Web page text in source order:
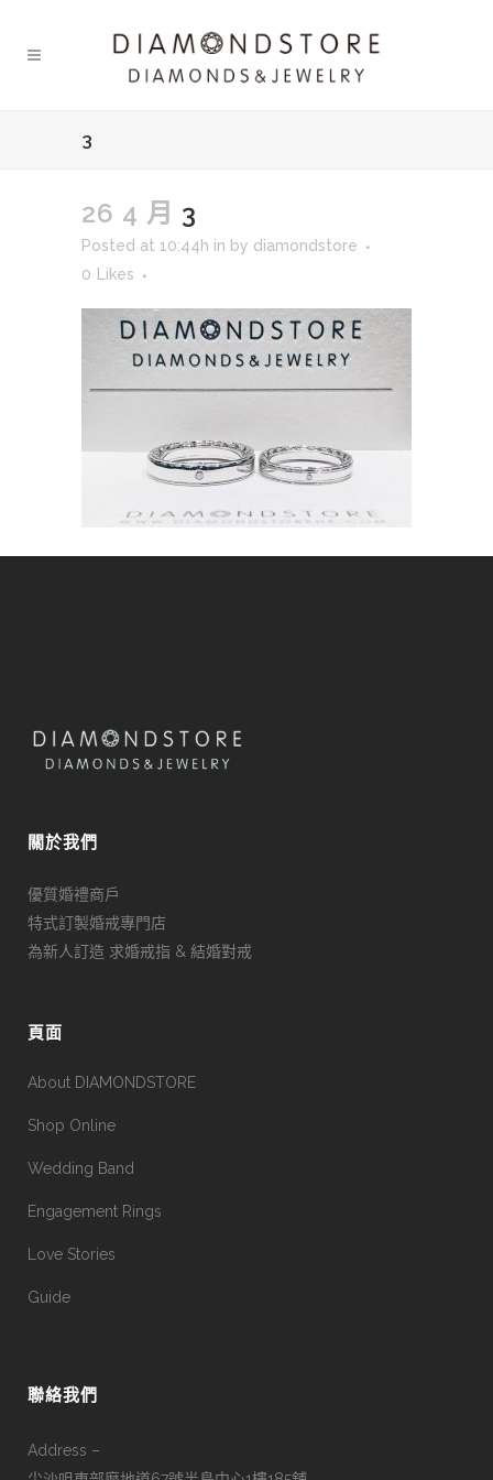
3
26 4 月 3
Posted at 10:44h in by diamondstore
0
Likes
關於我們
優質婚禮商戶
特式訂製婚戒專門店
為新人訂造 求婚戒指 & 結婚對戒
頁面
About DIAMONDSTORE
Shop Online
Wedding Band
Engagement Rings
Love Stories
Guide
聯絡我們
Address –